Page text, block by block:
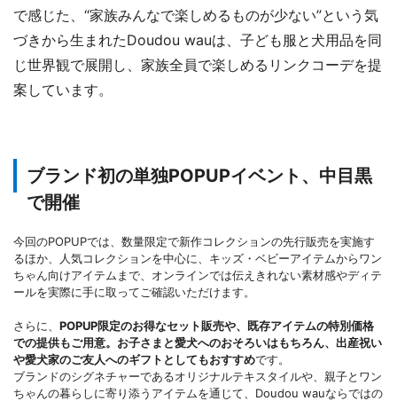
で感じた、“家族みんなで楽しめるものが少ない”という気
づきから生まれたDoudou wauは、子ども服と犬用品を同
じ世界観で展開し、家族全員で楽しめるリンクコーデを提
案しています。
ブランド初の単独POPUPイベント、中目黒
で開催
今回のPOPUPでは、数量限定で新作コレクションの先行販売を実施す
るほか、人気コレクションを中心に、キッズ・ベビーアイテムからワン
ちゃん向けアイテムまで、オンラインでは伝えきれない素材感やディテ
ールを実際に手に取ってご確認いただけます。
さらに、 POPUP限定のお得なセット販売や、既存アイテムの特別価格
での提供もご用意。お子さまと愛犬へのおそろいはもちろん、出産祝い
や愛犬家のご友人へのギフトとしてもおすすめです。
ブランドのシグネチャーであるオリジナルテキスタイルや、親子とワン
ちゃんの暮らしに寄り添うアイテムを通じて、Doudou wauならではの